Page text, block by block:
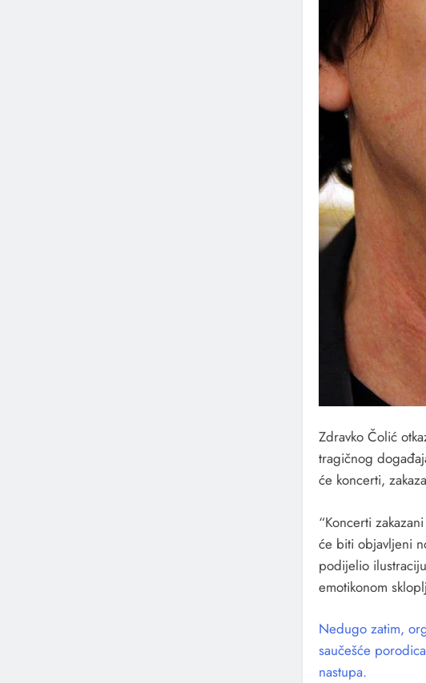
Zdravko Čolić
tragičnog
će koncerti,
“Koncerti
će biti objavljeni
podijelio
emotikonom
Nedugo zatim,
saučešće
nastupa.